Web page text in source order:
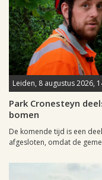
Leiden, 8 augustus 2026,
Park Cronesteyn
bomen
De komende tijd is een
afgesloten, omdat de